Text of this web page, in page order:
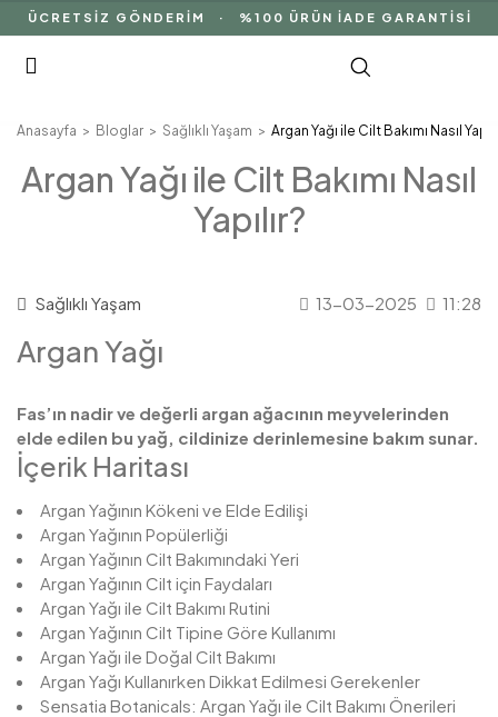
ÜCRETSİZ GÖNDERİM · %100 ÜRÜN İADE GARANTİSİ ·
Anasayfa Bloglar Sağlıklı Yaşam Argan Yağı ile Cilt Bakımı Nasıl
Argan Yağı ile Cilt Bakımı Nasıl
Yapılır?
Sağlıklı Yaşam 13-03-2025 11:28
Argan Yağı
Fas’ın nadir ve değerli argan ağacının meyvelerinden
elde edilen bu yağ, cildinize derinlemesine bakım sunar.
İçerik Haritası
Argan Yağının Kökeni ve Elde Edilişi
Argan Yağının Popülerliği
Argan Yağının Cilt Bakımındaki Yeri
Argan Yağının Cilt için Faydaları
Argan Yağı ile Cilt Bakımı Rutini
Argan Yağının Cilt Tipine Göre Kullanımı
Argan Yağı ile Doğal Cilt Bakımı
Argan Yağı Kullanırken Dikkat Edilmesi Gerekenler
Sensatia Botanicals: Argan Yağı ile Cilt Bakımı Önerileri